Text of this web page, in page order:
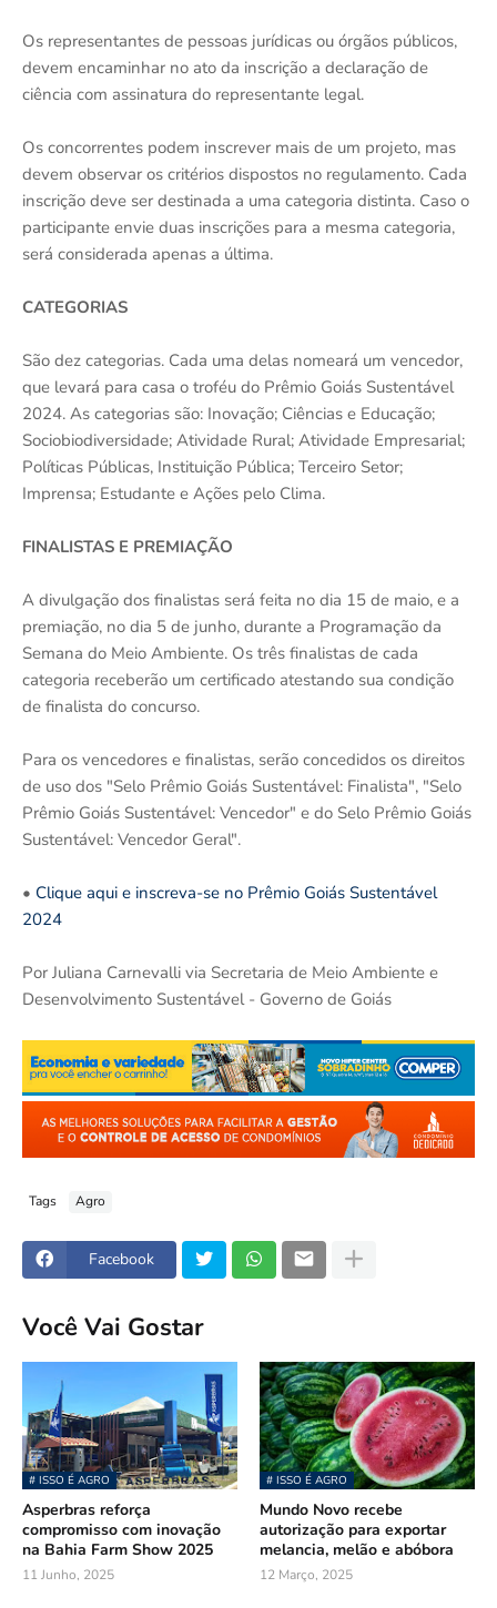
Os representantes de pessoas jurídicas ou órgãos públicos,
devem encaminhar no ato da inscrição a declaração de
ciência com assinatura do representante legal.
Os concorrentes podem inscrever mais de um projeto, mas
devem observar os critérios dispostos no regulamento. Cada
inscrição deve ser destinada a uma categoria distinta. Caso o
participante envie duas inscrições para a mesma categoria,
será considerada apenas a última.
CATEGORIAS
São dez categorias. Cada uma delas nomeará um vencedor,
que levará para casa o troféu do Prêmio Goiás Sustentável
2024. As categorias são: Inovação; Ciências e Educação;
Sociobiodiversidade; Atividade Rural; Atividade Empresarial;
Políticas Públicas, Instituição Pública; Terceiro Setor;
Imprensa; Estudante e Ações pelo Clima.
FINALISTAS E PREMIAÇÃO
A divulgação dos finalistas será feita no dia 15 de maio, e a
premiação, no dia 5 de junho, durante a Programação da
Semana do Meio Ambiente. Os três finalistas de cada
categoria receberão um certificado atestando sua condição
de finalista do concurso.
Para os vencedores e finalistas, serão concedidos os direitos
de uso dos "Selo Prêmio Goiás Sustentável: Finalista", "Selo
Prêmio Goiás Sustentável: Vencedor" e do Selo Prêmio Goiás
Sustentável: Vencedor Geral".
• Clique aqui e inscreva-se no Prêmio Goiás Sustentável
2024
Por Juliana Carnevalli via Secretaria de Meio Ambiente e
Desenvolvimento Sustentável - Governo de Goiás
Tags Agro
Facebook
Você Vai Gostar
# ISSO É AGRO
Asperbras reforça
compromisso com inovação
na Bahia Farm Show 2025
11 Junho, 2025
# ISSO É AGRO
Mundo Novo recebe
autorização para exportar
melancia, melão e abóbora
12 Março, 2025